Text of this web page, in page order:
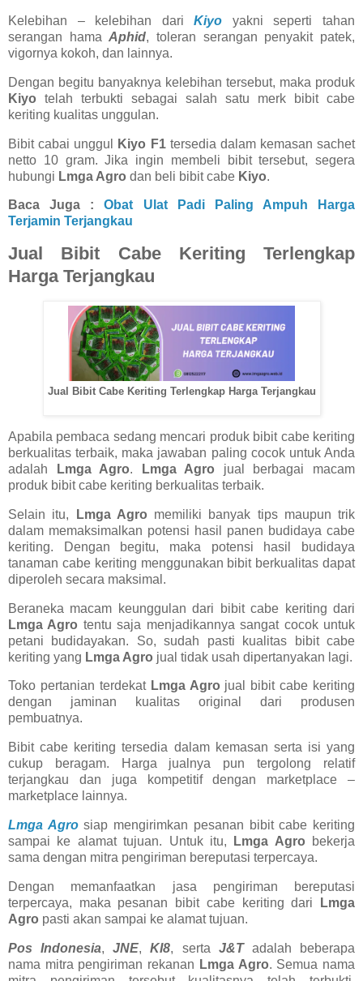
Kelebihan – kelebihan dariKiyo yakni seperti tahan
serangan hamaAphid, toleran serangan penyakit patek,
vigornya kokoh, dan lainnya.
Dengan begitu banyaknya kelebihan tersebut, maka produk
Kiyo telah terbukti sebagai salah satu merk bibit cabe
keriting kualitas unggulan.
Bibit cabai unggul Kiyo F1tersedia dalam kemasan sachet
netto 10 gram. Jika ingin membeli bibit tersebut, segera
hubungi Lmga Agro dan beli bibit cabe Kiyo.
Baca Juga :Obat Ulat Padi Paling Ampuh Harga
Terjamin Terjangkau
Jual Bibit Cabe Keriting Terlengkap
Harga Terjangkau
Jual Bibit Cabe Keriting Terlengkap Harga Terjangkau
Apabila pembaca sedang mencari produk bibit cabe keriting
berkualitas terbaik, maka jawaban paling cocok untuk Anda
adalah
Lmga Agro. Lmga Agro jual berbagai macam
produk bibit cabe keriting berkualitas terbaik.
Selain itu, Lmga Agro memiliki banyak tips maupun trik
dalam memaksimalkan potensi hasil panen budidaya cabe
keriting. Dengan begitu, maka potensi hasil budidaya
tanaman cabe keriting menggunakan bibit berkualitas dapat
diperoleh secara maksimal.
Beraneka macam keunggulan dari bibit cabe keriting dari
Lmga Agro tentu saja menjadikannya sangat cocok untuk
petani budidayakan. So, sudah pasti kualitas bibit cabe
keriting yang Lmga Agro jual tidak usah dipertanyakan lagi.
Toko pertanian terdekat Lmga Agro jual bibit cabe keriting
dengan jaminan kualitas original dari produsen
pembuatnya.
Bibit cabe keriting tersedia dalam kemasan serta isi yang
cukup beragam. Harga jualnya pun tergolong relatif
terjangkau dan juga kompetitif dengan marketplace –
marketplace lainnya.
Lmga Agrosiap mengirimkan pesanan bibit cabe keriting
sampai ke alamat tujuan. Untuk itu,
Lmga Agro bekerja
sama dengan mitra pengiriman bereputasi terpercaya.
Dengan memanfaatkan jasa pengiriman bereputasi
terpercaya, maka pesanan bibit cabe keriting dari
Lmga
Agro pasti akan sampai ke alamat tujuan.
Pos Indonesia,JNE,KI8, serta J&Tadalah beberapa
nama mitra pengiriman rekanan Lmga Agro. Semua nama